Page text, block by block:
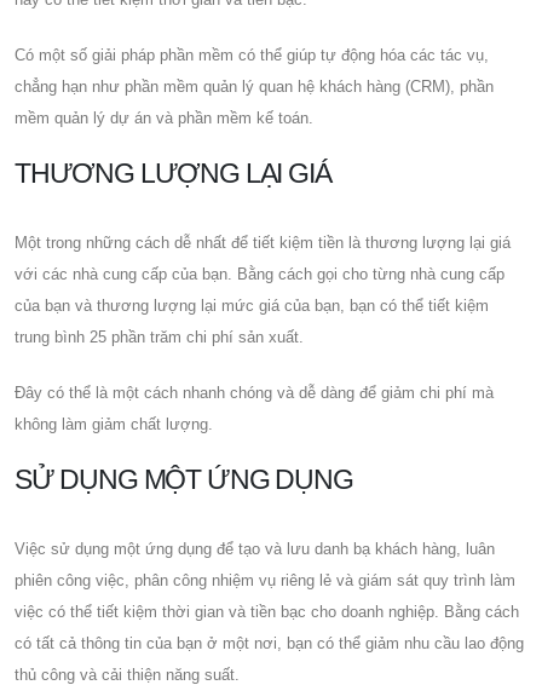
Có một số giải pháp phần mềm có thể giúp tự động hóa các tác vụ,
chẳng hạn như phần mềm quản lý quan hệ khách hàng (CRM), phần
mềm quản lý dự án và phần mềm kế toán.
THƯƠNG LƯỢNG LẠI GIÁ
Một trong những cách dễ nhất để tiết kiệm tiền là thương lượng lại giá
với các nhà cung cấp của bạn. Bằng cách gọi cho từng nhà cung cấp
của bạn và thương lượng lại mức giá của bạn, bạn có thể tiết kiệm
trung bình 25 phần trăm chi phí sản xuất.
Đây có thể là một cách nhanh chóng và dễ dàng để giảm chi phí mà
không làm giảm chất lượng.
SỬ DỤNG MỘT ỨNG DỤNG
Việc sử dụng một ứng dụng để tạo và lưu danh bạ khách hàng, luân
phiên công việc, phân công nhiệm vụ riêng lẻ và giám sát quy trình làm
việc có thể tiết kiệm thời gian và tiền bạc cho doanh nghiệp. Bằng cách
có tất cả thông tin của bạn ở một nơi, bạn có thể giảm nhu cầu lao động
thủ công và cải thiện năng suất.